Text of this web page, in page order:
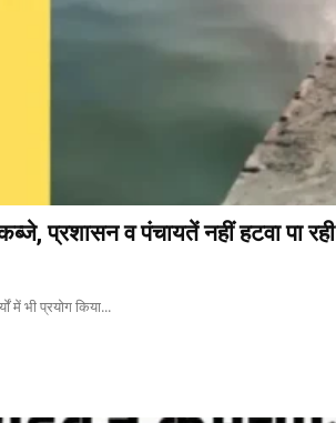
प्रशासन व पंचायतें नहीं हटवा पा रही
में भी प्रयोग किया...